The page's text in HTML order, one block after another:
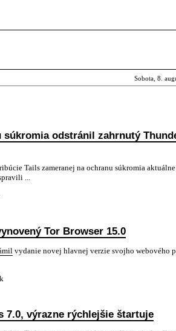
Sobota, 8.
súkromia odstránil zahrnutý
Tails zameranej na ochranu súkromia aktuálne
...
Tor Browser 15.0
vydanie novej hlavnej verzie svojho webového
7.0, výrazne rýchlejšie štartuje